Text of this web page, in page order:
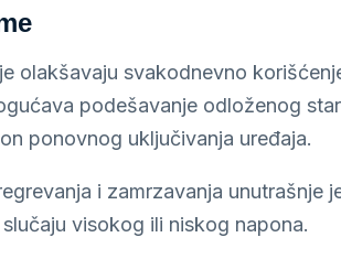
olakšavaju svakodnevno
podešavanje odloženog
ponovnog uključivanja uređaja.
i zamrzavanja unutrašnje
visokog ili niskog napona.